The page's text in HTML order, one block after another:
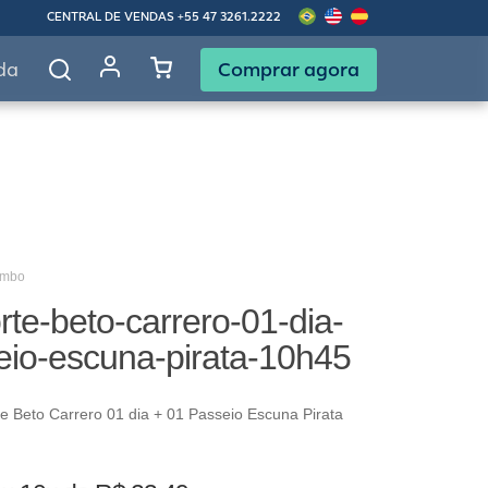
CENTRAL DE VENDAS +55 47 3261.2222
Comprar agora
beto-carrero-01-dia-
escuna-pirata-10h45
Beto Carrero 01 dia + 01 Passeio Escuna Pirata